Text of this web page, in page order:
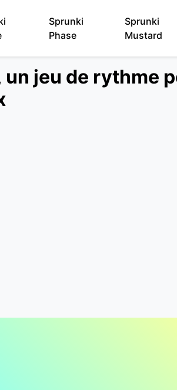
Sprunki
Phase
Sprunki
Mustard
jeu de rythme